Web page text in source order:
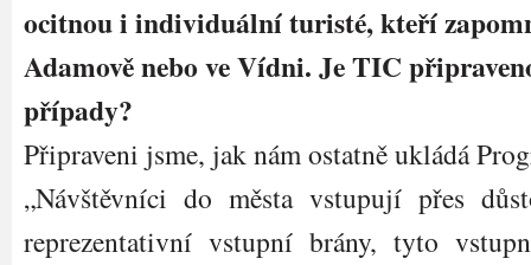
ocitnou i individuální turisté, kteří
Adamově nebo ve Vídni. Je TIC
případy?
Připraveni jsme, jak nám ostatně ukládá
„Návštěvníci do města vstupují přes
reprezentativní vstupní brány, tyto